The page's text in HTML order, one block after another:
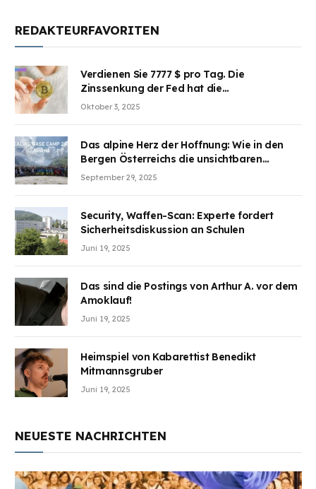
REDAKTEURFAVORITEN
Verdienen Sie 7777 $ pro Tag. Die
Zinssenkung der Fed hat die
Aufmerksamkeit des Marktes erregt.
Oktober 3, 2025
Das alpine Herz der Hoffnung: Wie in den
Bergen Österreichs die unsichtbaren
Wunden des Kriegesheilen
September 29, 2025
Security, Waffen-Scan: Experte fordert
Sicherheitsdiskussion an Schulen
Juni 19, 2025
Das sind die Postings von Arthur A. vor dem
Amoklauf!
Juni 19, 2025
Heimspiel von Kabarettist Benedikt
Mitmannsgruber
Juni 19, 2025
NEUESTE NACHRICHTEN